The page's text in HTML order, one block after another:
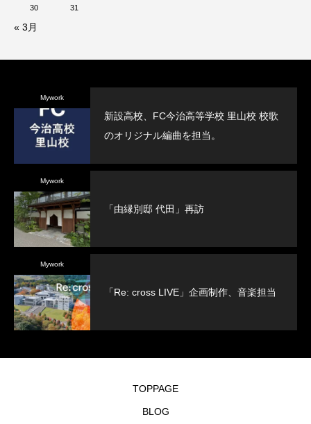
30 31
« 3月
Mywork
新設高校、FC今治高等学校 里山校 校歌
のオリジナル編曲を担当。
Mywork
「由縁別邸 代田」再訪
Mywork
「Re: cross LIVE」企画制作、音楽担当
TOPPAGE
BLOG